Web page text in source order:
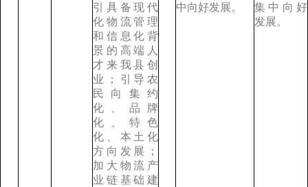
引具备现代
化物流管理
和信息化背
景的高端人
才来我县创
业；引导农
民向集约
化、品牌
化、特色
化、本土化
方向发展；
加大物流产
业链基础建
中向好发展。
集中向好
发展。